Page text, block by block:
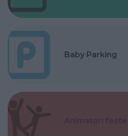
Baby Parking